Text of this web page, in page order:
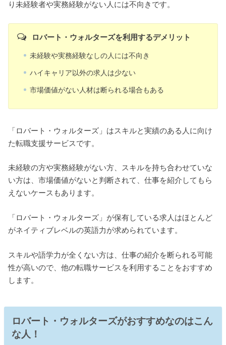
り未経験者や実務経験がない人には不向きです。
ロバート・ウォルターズを利用するデメリット
未経験や実務経験なしの人には不向き
ハイキャリア以外の求人は少ない
市場価値がない人材は断られる場合もある
「ロバート・ウォルターズ」はスキルと実績のある人に向け
た転職支援サービスです。
未経験の方や実務経験がない方、スキルを持ち合わせていな
い方は、市場価値がないと判断されて、仕事を紹介してもら
えないケースもあります。
「ロバート・ウォルターズ」が保有している求人はほとんど
がネイティブレベルの英語力が求められています。
スキルや語学力が全くない方は、仕事の紹介を断られる可能
性が高いので、他の転職サービスを利用することをおすすめ
します。
ロバート・ウォルターズがおすすめなのはこん
な人！